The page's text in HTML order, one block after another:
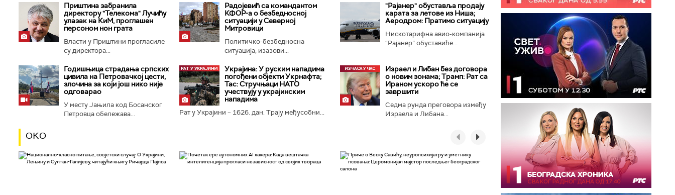
Приштина забранила
директору "Телекома" Лучићу
улазак на КиМ, проглашен
персоном нон грата
Власти у Приштини прогласиле
су директора...
Радојевић са командантом
КФОР-а о безбедносној
ситуацији у Северној
Митровици
Политичко-безбедносна
ситуација, изазови...
"Рајанер" обуставља продају
карата за летове из Ниша;
Аеродром: Пратимо ситуацију
Нискотарифна авио-компанија
“Рајанер” обуставиће...
Годишњица страдања српских
цивила на Петровачкој цести,
злочина за који још нико није
одговарао
У месту Јањила код Босанског
Петровца обележава...
Украјина: У руским нападима
погођени објекти Укрнафта;
Тас: Стручњаци НАТО
учествују у украјинским
нападима
Рат у Украјини – 1626. дан. Трају међусобни...
Израел и Либан без договора
о новим зонама; Трамп: Рат са
Ираном ускоро ће се
завршити
Седма рунда преговора између
Израела и Либана...
ОКО